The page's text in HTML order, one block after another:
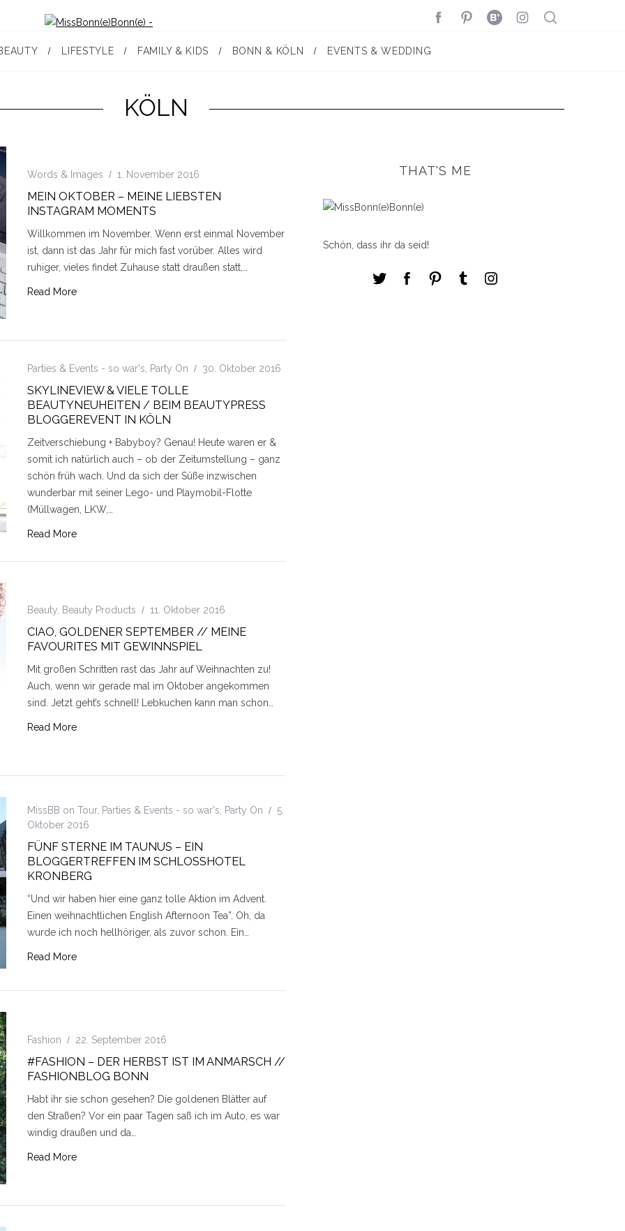
LIFESTYLE FAMILY & KIDS BONN & KÖLN EVENTS & WEDDING
KÖLN
Words & Images 1. November 2016
MEIN OKTOBER – MEINE LIEBSTEN
INSTAGRAM MOMENTS
Willkommen im November. Wenn erst einmal November
ist, dann ist das Jahr für mich fast vorüber. Alles wird
ruhiger, vieles findet Zuhause statt draußen statt,…
Read More
Parties & Events - so war's Party On 30. Oktober 2016
SKYLINEVIEW & VIELE TOLLE
BEAUTYNEUHEITEN / BEIM BEAUTYPRESS
BLOGGEREVENT IN KÖLN
Zeitverschiebung + Babyboy? Genau! Heute waren er &
somit ich natürlich auch – ob der Zeitumstellung – ganz
schön früh wach. Und da sich der Süße inzwischen
wunderbar mit seiner Lego- und Playmobil-Flotte
(Müllwagen, LKW,…
Read More
Beauty, Beauty Products 11. Oktober 2016
CIAO, GOLDENER SEPTEMBER // MEINE
FAVOURITES MIT GEWINNSPIEL
Mit großen Schritten rast das Jahr auf Weihnachten zu!
Auch, wenn wir gerade mal im Oktober angekommen
sind. Jetzt geht’s schnell! Lebkuchen kann man schon…
Read More
MissBB on Tour, Parties & Events - so war's Party On
5.
Oktober 2016
FÜNF STERNE IM TAUNUS – EIN
BLOGGERTREFFEN IM SCHLOSSHOTEL
KRONBERG
“Und wir haben hier eine ganz tolle Aktion im Advent.
Einen weihnachtlichen English Afternoon Tea”. Oh, da
wurde ich noch hellhöriger, als zuvor schon. Ein…
Read More
Fashion 22. September 2016
#FASHION – DER HERBST IST IM ANMARSCH //
FASHIONBLOG BONN
Habt ihr sie schon gesehen? Die goldenen Blätter auf
den Straßen? Vor ein paar Tagen saß ich im Auto, es war
windig draußen und da…
Read More
THAT'S ME
Schön, dass ihr da seid!